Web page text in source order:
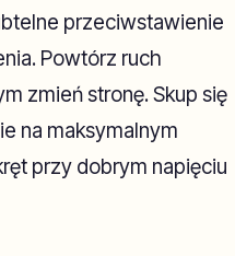
przeciwstawienie
Powtórz ruch
zmień stronę. Skup się
na maksymalnym
przy dobrym napięciu